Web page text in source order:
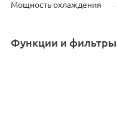
Мощность охлаждения
Функции и фильтры